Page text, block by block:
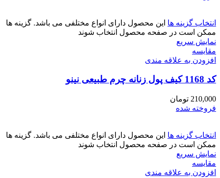
انتخاب گزینه ها این محصول دارای انواع مختلفی می باشد. گزینه ها
ممکن است در صفحه محصول انتخاب شوند
نمایش سریع
مقايسه
افزودن به علاقه مندی
کد 1168 کیف پول زنانه چرم طبیعی نینو
210,000 تومان
فروخته شده
انتخاب گزینه ها این محصول دارای انواع مختلفی می باشد. گزینه ها
ممکن است در صفحه محصول انتخاب شوند
نمایش سریع
مقايسه
افزودن به علاقه مندی